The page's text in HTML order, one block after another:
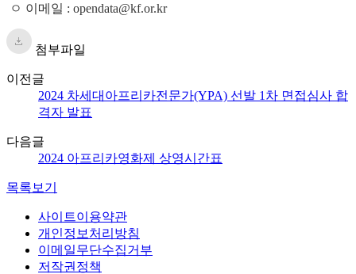
ㅇ 이메일 : opendata@kf.or.kr
첨부파일
이전글
2024 차세대아프리카전문가(YPA) 선발 1차 면접심사 합
격자 발표
다음글
2024 아프리카영화제 상영시간표
목록보기
사이트이용약관
개인정보처리방침
이메일무단수집거부
저작권정책